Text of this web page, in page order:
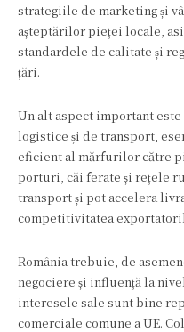
strategiile de marketing și
așteptărilor pieței locale,
standardele de calitate și
țări.
Un alt aspect important
logistice și de transport,
eficient al mărfurilor către
porturi, căi ferate și rețele
transport și pot accelera
competitivitatea
România trebuie, de
negociere și influență la
interesele sale sunt bine
comerciale comune a UE.